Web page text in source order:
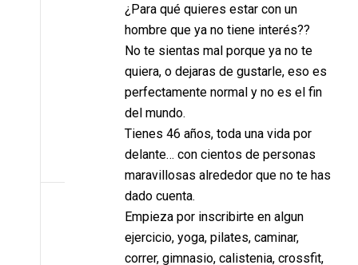
¿Para qué quieres estar con un
hombre que ya no tiene interés??
No te sientas mal porque ya no te
quiera, o dejaras de gustarle, eso es
perfectamente normal y no es el fin
del mundo.
Tienes 46 años, toda una vida por
delante… con cientos de personas
maravillosas alrededor que no te has
dado cuenta.
Empieza por inscribirte en algun
ejercicio, yoga, pilates, caminar,
correr, gimnasio, calistenia, crossfit,